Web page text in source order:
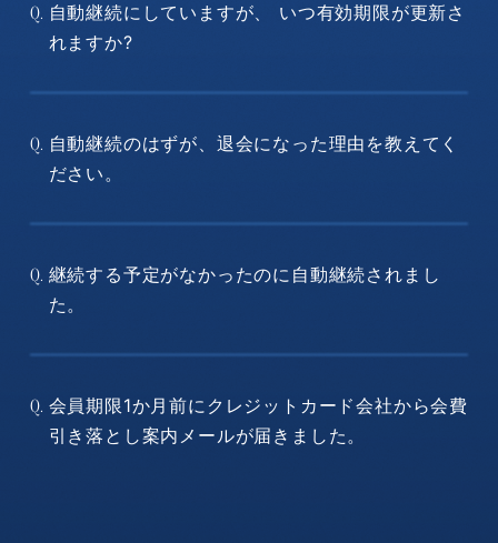
Q. 自動継続にしていますが、 いつ有効期限が更新さ
れますか?
Q. 自動継続のはずが、退会になった理由を教えてく
ださい。
Q. 継続する予定がなかったのに自動継続されまし
た。
Q. 会員期限1か月前にクレジットカード会社から会費
引き落とし案内メールが届きました。